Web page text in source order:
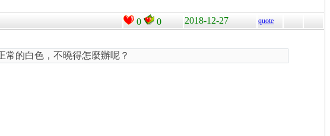
0 0 2018-12-27 quote
常的白色，不曉得怎麼辦呢？